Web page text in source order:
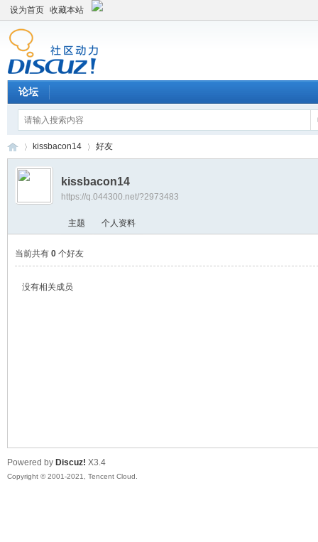
设为首页 收藏本站
论坛
›
kissbacon14 好友
kissbacon14
https://q.044300.net/?2973483
主题 个人资料
当前共有 0个好友
没有相关成员
Powered by Discuz! X3.4
Copyright © 2001-2021, Tencent Cloud.